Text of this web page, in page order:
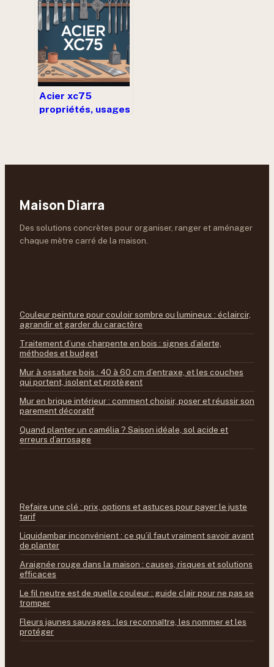
guide clair
Acier xc75
propriétés, usages
Maison Diarra
Des solutions concrètes pour organiser, ranger et aménager
chaque mètre carré de la maison.
Couleur peinture pour couloir sombre ou lumineux : éclaircir,
agrandir et garder du caractère
Traitement d’une charpente en bois : signes d’alerte,
méthodes et budget
Mur à ossature bois : 40 à 60 cm d’entraxe, et les couches
qui portent, isolent et protègent
Mur en brique intérieur : comment choisir, poser et réussir son
parement décoratif
Quand planter un camélia ? Saison idéale, sol acide et
erreurs d’arrosage
Refaire une clé : prix, options et astuces pour payer le juste
tarif
Liquidambar inconvénient : ce qu’il faut vraiment savoir avant
de planter
Araignée rouge dans la maison : causes, risques et solutions
efficaces
Le fil neutre est de quelle couleur : guide clair pour ne pas se
tromper
Fleurs jaunes sauvages : les reconnaître, les nommer et les
protéger